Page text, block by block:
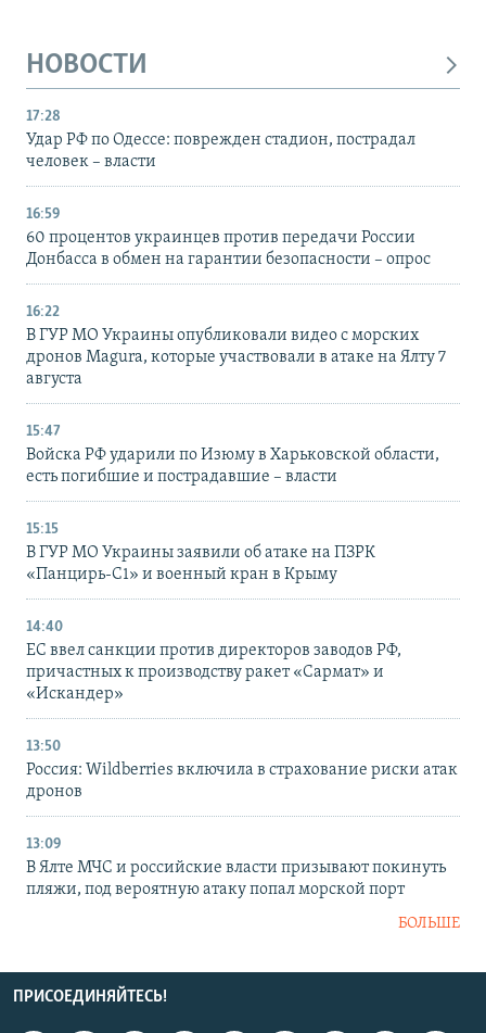
НОВОСТИ
17:28
Удар РФ по Одессе: поврежден стадион, пострадал
человек – власти
16:59
60 процентов украинцев против передачи России
Донбасса в обмен на гарантии безопасности – опрос
16:22
В ГУР МО Украины опубликовали видео с морских
дронов Magura, которые участвовали в атаке на Ялту 7
августа
15:47
Войска РФ ударили по Изюму в Харьковской области,
есть погибшие и пострадавшие – власти
15:15
В ГУР МО Украины заявили об атаке на ПЗРК
«Панцирь-С1» и военный кран в Крыму
14:40
ЕС ввел санкции против директоров заводов РФ,
причастных к производству ракет «Сармат» и
«Искандер»
13:50
Россия: Wildberries включила в страхование риски атак
дронов
13:09
В Ялте МЧС и российские власти призывают покинуть
пляжи, под вероятную атаку попал морской порт
БОЛЬШЕ
ПРИСОЕДИНЯЙТЕСЬ!